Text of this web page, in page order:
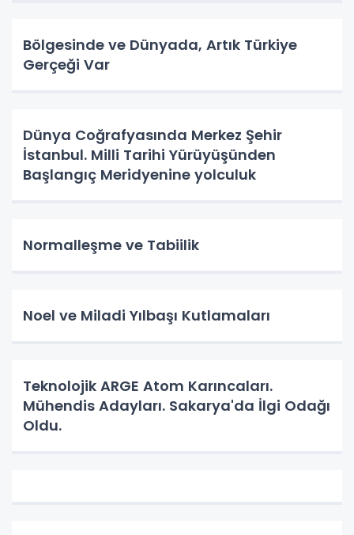
Bölgesinde ve Dünyada, Artık Türkiye
Gerçeği Var
Dünya Coğrafyasında Merkez Şehir
İstanbul. Milli Tarihi Yürüyüşünden
Başlangıç Meridyenine yolculuk
Normalleşme ve Tabiilik
Noel ve Miladi Yılbaşı Kutlamaları
Teknolojik ARGE Atom Karıncaları.
Mühendis Adayları. Sakarya'da İlgi Odağı
Oldu.